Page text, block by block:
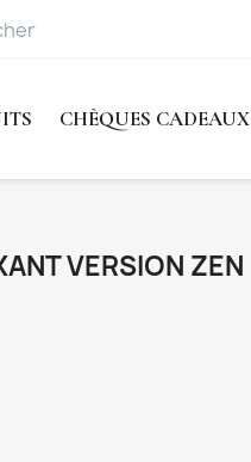
CHÈQUES CADEAUX
VERSION ZEN